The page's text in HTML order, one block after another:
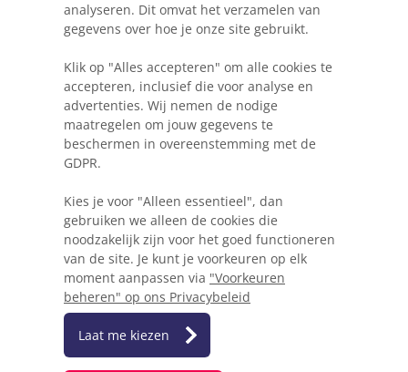
Webkracht's blog
5 dingen die je moet weten voordat je een
website gaat beginnen
Waarom Wordpress niet altijd de beste keuze
is voor je project
Heb ik een herontwerp of herbouw van mijn
website nodig?
Hoe mobielvriendelijk is jouw website?
Algemene voorwaarden
analyseren. Dit omvat het verzamelen van
gegevens over hoe je onze site gebruikt.
Klik op "Alles accepteren" om alle cookies te
accepteren, inclusief die voor analyse en
advertenties. Wij nemen de nodige
maatregelen om jouw gegevens te
beschermen in overeenstemming met de
GDPR.
Kies je voor "Alleen essentieel", dan
gebruiken we alleen de cookies die
noodzakelijk zijn voor het goed functioneren
van de site. Je kunt je voorkeuren op elk
moment aanpassen via "Voorkeuren
beheren" op ons Privacybeleid
Laat me kiezen